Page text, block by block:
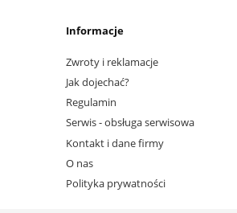
Informacje
Zwroty i reklamacje
Jak dojechać?
Regulamin
Serwis - obsługa serwisowa
Kontakt i dane firmy
O nas
Polityka prywatności